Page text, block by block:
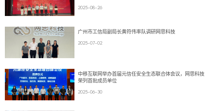
2025-08-26
广州市工信局副局长黄符伟率队调研网思科技
2025-07-02
中移互联网举办首届元信任安全生态联合体会议，网思科技
荣列首批成员单位
2025-06-30